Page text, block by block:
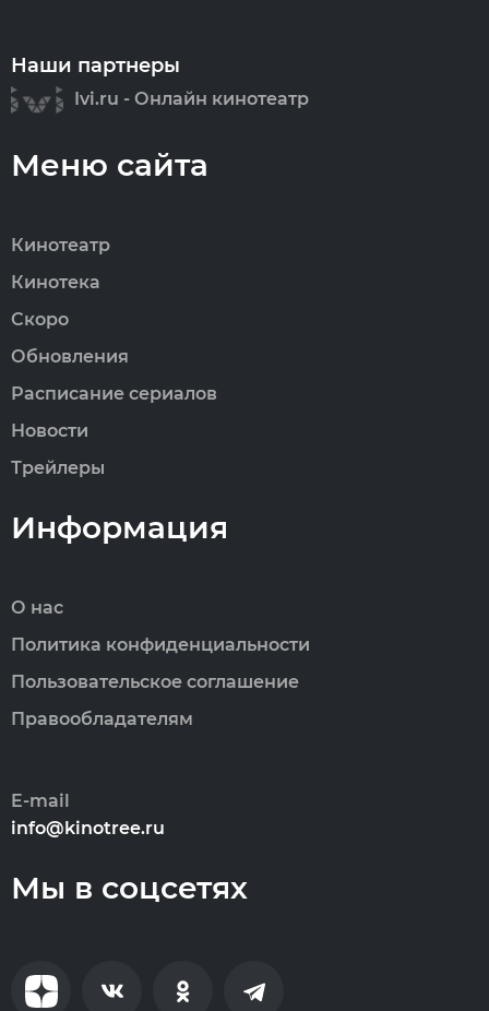
Наши партнеры
Ivi.ru - Онлайн кинотеатр
Меню сайта
Кинотеатр
Кинотека
Скоро
Обновления
Расписание сериалов
Новости
Трейлеры
Информация
О нас
Политика конфиденциальности
Пользовательское соглашение
Правообладателям
E-mail
info@kinotree.ru
Мы в соцсетях